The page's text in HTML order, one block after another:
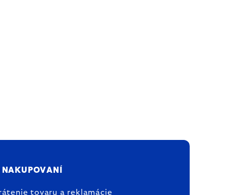
NAKUPOVANÍ
tovaru a reklamácie